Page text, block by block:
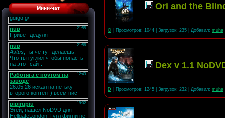
Мини-чат Ori and the
O | Просмотров: 1044 | Загрузок: 235 | Добавил: muha
Dex v 1.1
D | Просмотров: 1245 | Загрузок: 232 | Добавил: muha